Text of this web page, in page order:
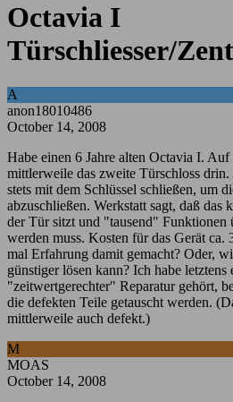
Octavia I
Türschliesser/
A
anon18010486
October 14, 2008
Habe einen 6 Jahre alten Octavia I. Auf
mittlerweile das zweite Türschloss
stets mit dem Schlüssel schließen, um
abzuschließen. Werkstatt sagt, daß das
der Tür sitzt und "tausend" Funktionen
werden muss. Kosten für das Gerät
mal Erfahrung damit gemacht? Oder,
günstiger lösen kann? Ich habe letztens
"zeitwertgerechter" Reparatur gehört,
die defekten Teile getauscht werden.
mittlerweile auch defekt.)
M
MOAS
October 14, 2008